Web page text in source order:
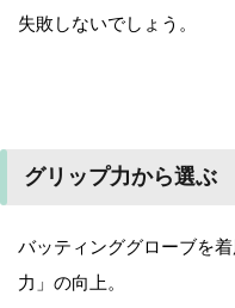
失敗しないでしょう。
グリップ力から選ぶ
バッティンググローブを
力」の向上。